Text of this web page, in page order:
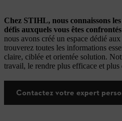
Chez STIHL, nous connaissons
défis auxquels vous êtes
nous avons créé un espace dédié
trouverez toutes les informations
claire, ciblée et orientée solution.
travail, le rendre plus efficace et plus
Contactez votre expert